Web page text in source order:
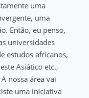
uma
uma
Então, eu penso,
universidades
estudos africanos,
Asiático etc.,
nossa área vai
uma iniciativa